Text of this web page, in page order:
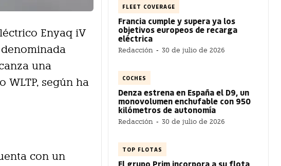
Enyaq iV
una
según ha
con un
FLEET COVERAGE
Francia cumple y supera ya los
objetivos europeos de recarga
eléctrica
Redacción - 30 de julio de 2026
COCHES
Denza estrena en España el D9, un
monovolumen enchufable con 950
kilómetros de autonomía
Redacción - 30 de julio de 2026
TOP FLOTAS
El grupo Prim incorpora a su flota